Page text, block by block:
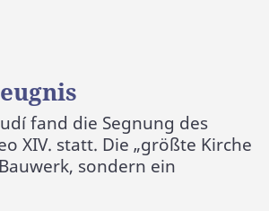
fand die Segnung des
XIV. statt. Die „größte Kirche
sondern ein